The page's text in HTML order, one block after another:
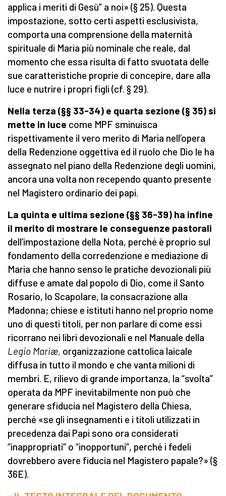
applica i meriti di Gesù” a noi» (§ 25). Questa
impostazione, sotto certi aspetti esclusivista,
comporta una comprensione della maternità
spirituale di Maria più nominale che reale, dal
momento che essa risulta di fatto svuotata delle
sue caratteristiche proprie di concepire, dare alla
luce e nutrire i propri figli (cf. § 29).
Nella terza (§§ 33-34) e quarta sezione (§ 35) si
mette in luce come MPF sminuisca
rispettivamente il vero merito di Maria nell’opera
della Redenzione oggettiva ed il ruolo che Dio le ha
assegnato nel piano della Redenzione degli uomini,
ancora una volta non recependo quanto presente
nel Magistero ordinario dei papi.
La quinta e ultima sezione (§§ 36-39) ha infine
il merito di mostrare le conseguenze pastorali
dell’impostazione della Nota, perché è proprio sul
fondamento della corredenzione e mediazione di
Maria che hanno senso le pratiche devozionali più
diffuse e amate dal popolo di Dio, come il Santo
Rosario, lo Scapolare, la consacrazione alla
Madonna; chiese e istituti hanno nel proprio nome
uno di questi titoli, per non parlare di come essi
ricorrano nei libri devozionali e nel Manuale della
Legio Mariæ, organizzazione cattolica laicale
diffusa in tutto il mondo e che vanta milioni di
membri. E, rilievo di grande importanza, la “svolta”
operata da MPF inevitabilmente non può che
generare sfiducia nel Magistero della Chiesa,
perché «se gli insegnamenti e i titoli utilizzati in
precedenza dai Papi sono ora considerati
“inappropriati” o “inopportuni”, perché i fedeli
dovrebbero avere fiducia nel Magistero papale?» (§
36E).